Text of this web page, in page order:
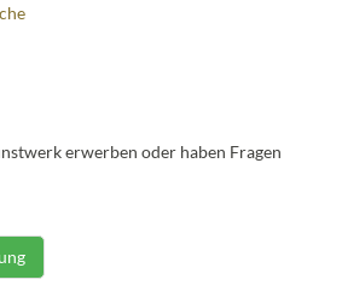
erwerben oder haben Fragen